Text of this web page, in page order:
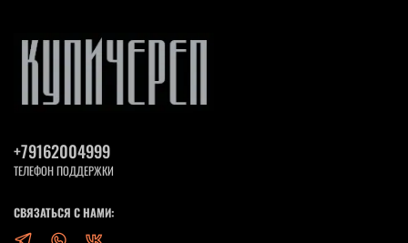
+79162004999
ТЕЛЕФОН ПОДДЕРЖКИ
СВЯЗАТЬСЯ С НАМИ: